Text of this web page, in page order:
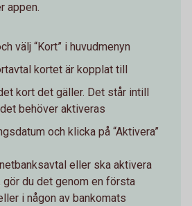
appen.
välj “Kort” i huvudmenyn
kortet är kopplat till
kort det gäller. Det står intill
behöver aktiveras
och klicka på “Aktivera”
eller ska aktivera
du det genom en första
i någon av bankomats